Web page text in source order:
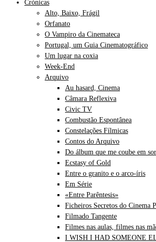
Crónicas
Alto, Baixo, Frágil
Orfanato
O Vampiro da Cinemateca
Portugal, um Guia Cinematográfico
Um lugar na coxia
Week-End
Arquivo
Au hasard, Cinema
Câmara Reflexiva
Civic TV
Combustão Espontânea
Constelações Fílmicas
Contos do Arquivo
Do álbum que me coube em
Ecstasy of Gold
Entre o granito e o arco-íris
Em Série
«Entre Parêntesis»
Ficheiros Secretos do Cinema
Filmado Tangente
Filmes nas aulas, filmes nas
I WISH I HAD SOMEONE